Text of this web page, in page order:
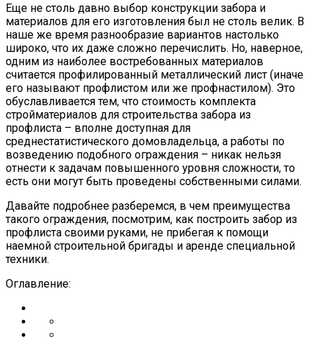
Еще не столь давно выбор конструкции забора и
материалов для его изготовления был не столь велик. В
наше же время разнообразие вариантов настолько
широко, что их даже сложно перечислить. Но, наверное,
одним из наиболее востребованных материалов
считается профилированный металлический лист (иначе
его называют профлистом или же профнастилом). Это
обуславливается тем, что стоимость комплекта
стройматериалов для строительства забора из
профлиста – вполне доступная для
среднестатистического домовладельца, а работы по
возведению подобного ограждения – никак нельзя
отнести к задачам повышенного уровня сложности, то
есть они могут быть проведены собственными силами.
Давайте подробнее разберемся, в чем преимущества
такого ограждения, посмотрим, как построить забор из
профлиста своими руками, не прибегая к помощи
наемной строительной бригады и аренде специальной
техники.
Оглавление: